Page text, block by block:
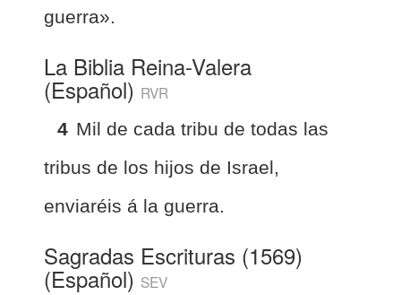
guerra».
La Biblia Reina-Valera
(Español) RVR
4 Mil de cada tribu de todas las
tribus de los hijos de Israel,
enviaréis á la guerra.
Sagradas Escrituras (1569)
(Español) SEV